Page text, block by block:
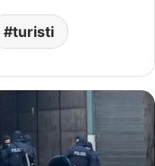
turisti